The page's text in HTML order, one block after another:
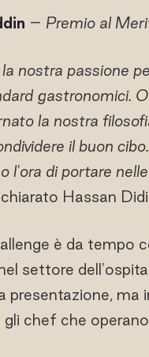
– Premio al
nostra passione
gastronomici.
la nostra
il buon
l'ora di portare
Hassan
è da tempo
settore
ma
chef che